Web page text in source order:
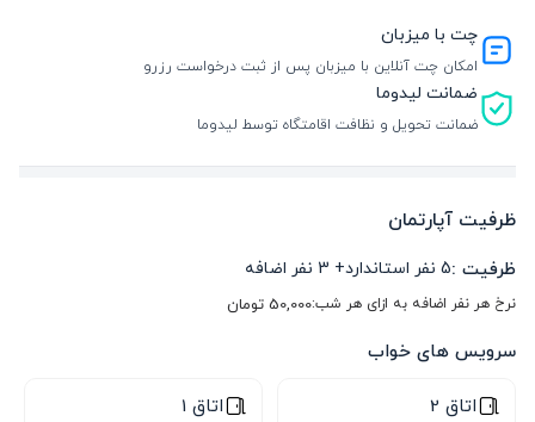
چت با میزبان
امکان چت آنلاین با میزبان پس از ثبت درخواست رزرو
ضمانت لیدوما
ضمانت تحویل و نظافت اقامتگاه توسط لیدوما
ظرفیت آپارتمان
ظرفیت :5 نفر استاندارد+
3 نفر اضافه
نرخ هر نفر اضافه به ازای هر شب:50,000تومان
سرویس های خواب
اتاق 2
اتاق 1